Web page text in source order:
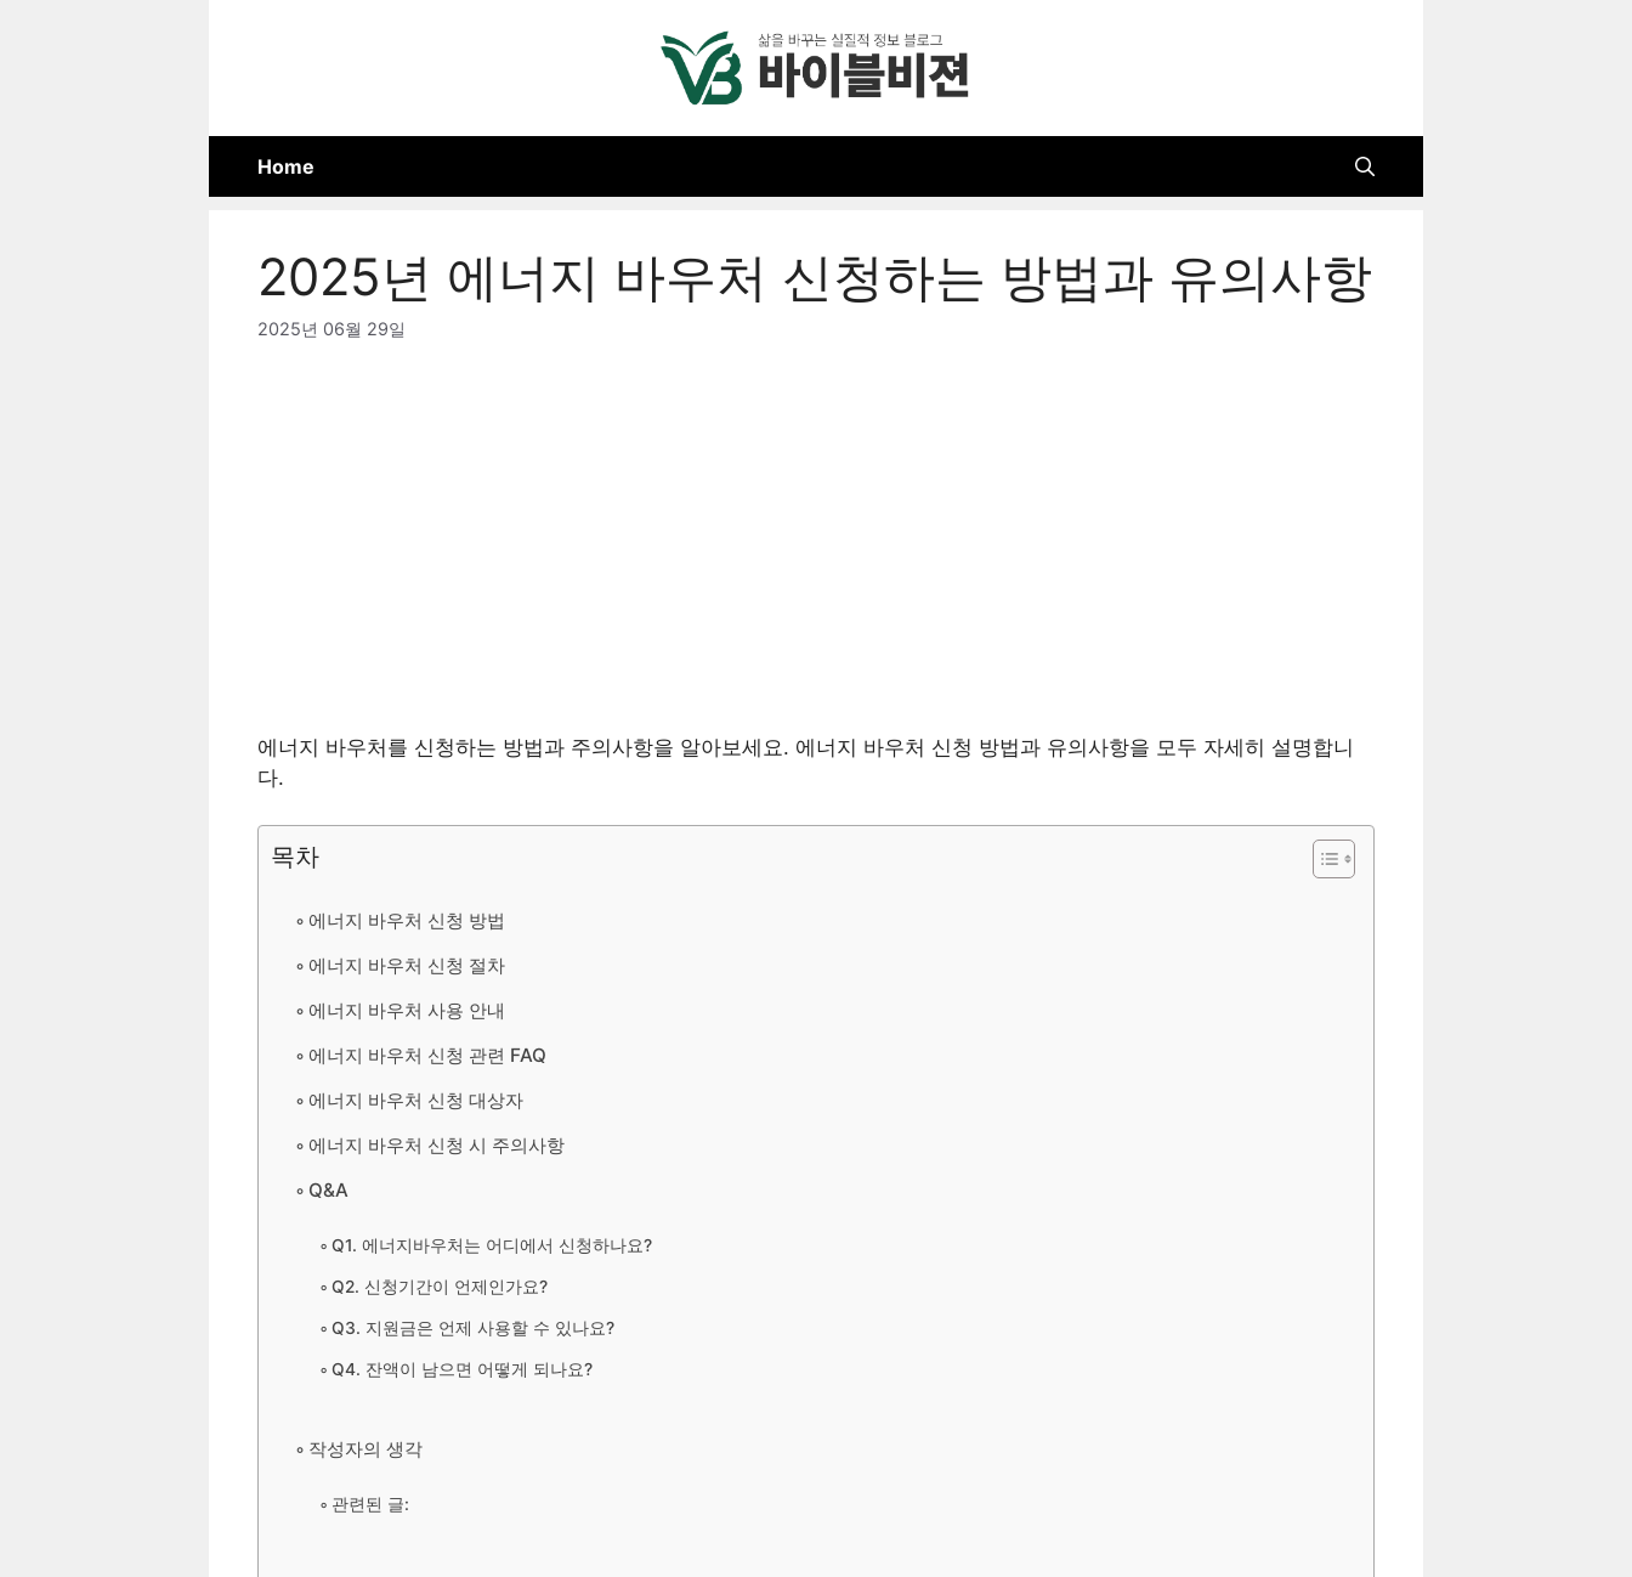
Home
2025년 에너지 바우처 신청하는 방법과 유의사항
2025년 06월 29일
에너지 바우처를 신청하는 방법과 주의사항을 알아보세요. 에너지 바우처 신청 방법과 유의사항을 모두 자세히 설명합니
다.
목차
에너지 바우처 신청 방법
에너지 바우처 신청 절차
에너지 바우처 사용 안내
에너지 바우처 신청 관련 FAQ
에너지 바우처 신청 대상자
에너지 바우처 신청 시 주의사항
Q&A
Q1. 에너지바우처는 어디에서 신청하나요?
Q2. 신청기간이 언제인가요?
Q3. 지원금은 언제 사용할 수 있나요?
Q4. 잔액이 남으면 어떻게 되나요?
작성자의 생각
관련된 글: